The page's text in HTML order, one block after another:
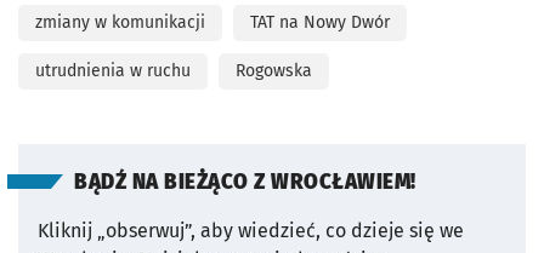
zmiany w komunikacji TAT na Nowy Dwór
utrudnienia w ruchu Rogowska
BĄDŹ NA BIEŻĄCO Z WROCŁAWIEM!
Kliknij „obserwuj”, aby wiedzieć, co dzieje się we